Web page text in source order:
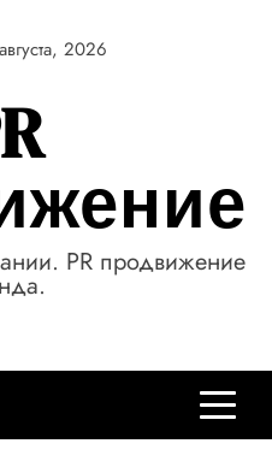
2026
PR продвижение